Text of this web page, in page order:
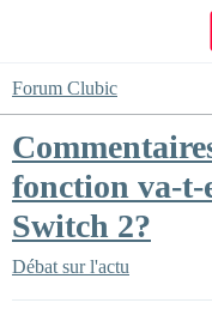
Forum Clubic
fonction va-t-
Switch 2?
Débat sur l'actu